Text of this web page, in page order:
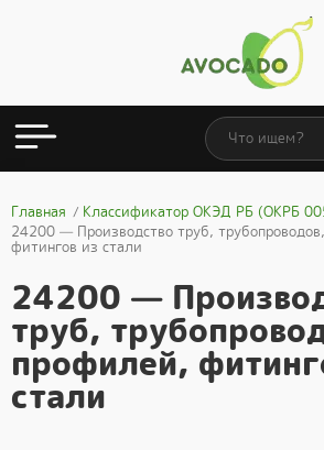
Главная
Классификатор ОКЭД РБ (ОКРБ
24200 — Производство труб,
фитингов из стали
24200 —
труб,
профилей,
стали